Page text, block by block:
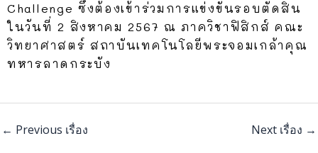
Challenge ซึ่งต้องเข้าร่วมการแข่งขันรอบตัดสิน
ในวันที่ 2 สิงหาคม 2567 ณ ภาควิชาฟิสิกส์ คณะ
วิทยาศาสตร์ สถาบันเทคโนโลยีพระจอมเกล้าคุณ
ทหารลาดกระบัง
← Previous เรื่อง Next เรื่อง →